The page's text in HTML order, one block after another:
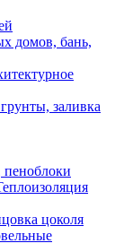
домов, бань,
заливка
цоколя